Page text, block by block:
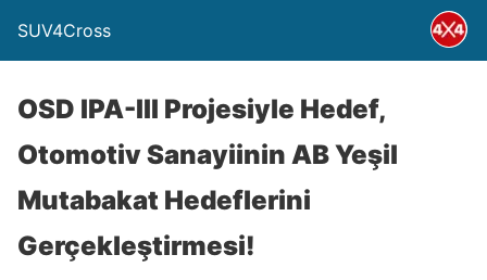
SUV4Cross
OSD IPA-III Projesiyle Hedef,
Otomotiv Sanayiinin AB Yeşil
Mutabakat Hedeflerini
Gerçekleştirmesi!